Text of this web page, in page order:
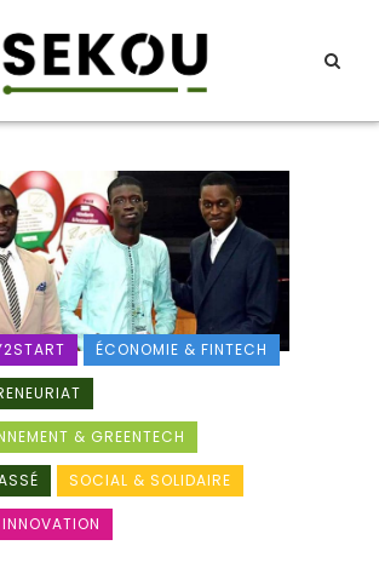
ÉCONOMIE & FINTECH
& GREENTECH
SOCIAL & SOLIDAIRE